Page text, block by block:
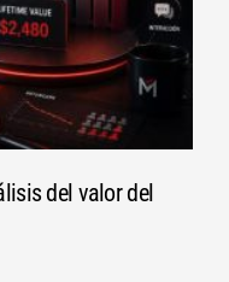
del valor del